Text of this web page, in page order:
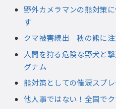
野外カメラマンの熊対策
す
クマ被害続出 秋の熊に注
人間を狩る危険な野犬と
グナム
熊対策としての催涙スプ
他人事ではない！全国で